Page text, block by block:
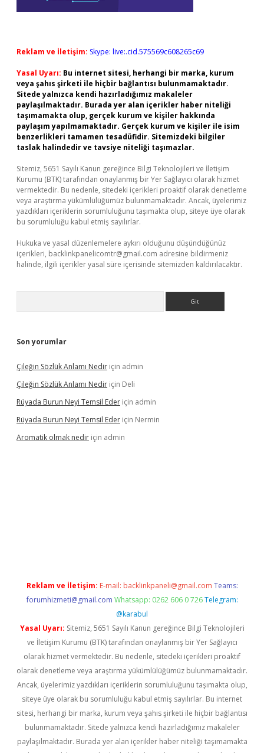
Reklam ve İletişim: Skype: live:.cid.575569c608265c69
Yasal Uyarı: Bu internet sitesi, herhangi bir marka, kurum
veya şahıs şirketi ile hiçbir bağlantısı bulunmamaktadır.
Sitede yalnızca kendi hazırladığımız makaleler
paylaşılmaktadır. Burada yer alan içerikler haber niteliği
taşımamakta olup, gerçek kurum ve kişiler hakkında
paylaşım yapılmamaktadır. Gerçek kurum ve kişiler ile isim
benzerlikleri tamamen tesadüfidir. Sitemizdeki bilgiler
taslak halindedir ve tavsiye niteliği taşımazlar.
Sitemiz, 5651 Sayılı Kanun gereğince Bilgi Teknolojileri ve İletişim
Kurumu (BTK) tarafından onaylanmış bir Yer Sağlayıcı olarak hizmet
vermektedir. Bu nedenle, sitedeki içerikleri proaktif olarak denetleme
veya araştırma yükümlülüğümüz bulunmamaktadır. Ancak, üyelerimiz
yazdıkları içeriklerin sorumluluğunu taşımakta olup, siteye üye olarak
bu sorumluluğu kabul etmiş sayılırlar.
Hukuka ve yasal düzenlemelere aykırı olduğunu düşündüğünüz
içerikleri, backlinkpanelicomtr@gmail.com adresine bildirmeniz
halinde, ilgili içerikler yasal süre içerisinde sitemizden kaldırılacaktır.
Son yorumlar
Çileğin Sözlük Anlamı Nedir için admin
Çileğin Sözlük Anlamı Nedir için Deli
Rüyada Burun Neyi Temsil Eder için admin
Rüyada Burun Neyi Temsil Eder için Nermin
Aromatik olmak nedir için admin
Reklam ve İletişim: E-mail: backlinkpaneli@gmail.com Teams:
forumhizmeti@gmail.com Whatsapp: 0262 606 0 726 Telegram:
@karabul
Yasal Uyarı: Sitemiz, 5651 Sayılı Kanun gereğince Bilgi Teknolojileri
ve İletişim Kurumu (BTK) tarafından onaylanmış bir Yer Sağlayıcı
olarak hizmet vermektedir. Bu nedenle, sitedeki içerikleri proaktif
olarak denetleme veya araştırma yükümlülüğümüz bulunmamaktadır.
Ancak, üyelerimiz yazdıkları içeriklerin sorumluluğunu taşımakta olup,
siteye üye olarak bu sorumluluğu kabul etmiş sayılırlar. Bu internet
sitesi, herhangi bir marka, kurum veya şahıs şirketi ile hiçbir bağlantısı
bulunmamaktadır. Sitede yalnızca kendi hazırladığımız makaleler
paylaşılmaktadır. Burada yer alan içerikler haber niteliği taşımamakta